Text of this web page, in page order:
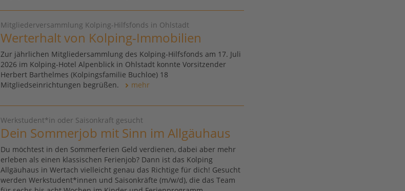
Mitgliederversammlung Kolping-Hilfsfonds in Ohlstadt
Werterhalt von Kolping-Immobilien
Zur jährlichen Mitgliedersammlung des Kolping-Hilfsfonds am 17. Juli
2026 im Kolping-Hotel Alpenblick in Ohlstadt konnte Vorsitzender
Herbert Barthelmes (Kolpingsfamilie Buchloe) 18
Mitgliedseinrichtungen begrüßen.
mehr
Werkstudent*in oder Saisonkraft gesucht
Dein Sommerjob mit Sinn im Allgäuhaus
Du möchtest in den Sommerferien Geld verdienen, dabei aber mehr
erleben als einen klassischen Ferienjob? Dann ist das Kolping
Allgäuhaus in Wertach vielleicht genau das Richtige für dich! Gesucht
werden Werkstudent*innen und Saisonkräfte (m/w/d), die das Team